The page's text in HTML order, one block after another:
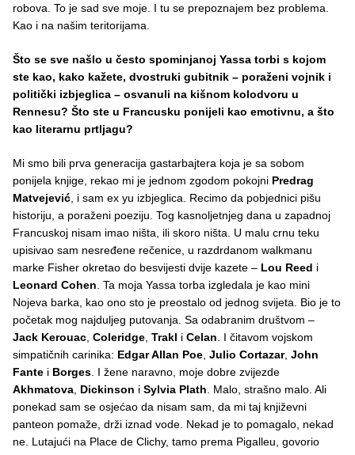
robova. To je sad sve moje. I tu se prepoznajem bez problema.
Kao i na našim teritorijama.
Što se sve našlo u često spominjanoj Yassa torbi s kojom
ste kao, kako kažete, dvostruki gubitnik – poraženi vojnik i
politički izbjeglica – osvanuli na kišnom kolodvoru u
Rennesu? Što ste u Francusku ponijeli kao emotivnu, a što
kao literarnu prtljagu?
Mi smo bili prva generacija gastarbajtera koja je sa sobom
ponijela knjige, rekao mi je jednom zgodom pokojni Predrag
Matvejević , i sam ex yu izbjeglica. Recimo da pobjednici pišu
historiju, a poraženi poeziju. Tog kasnoljetnjeg dana u zapadnoj
Francuskoj nisam imao ništa, ili skoro ništa. U malu crnu teku
upisivao sam nesređene rečenice, u razdrdanom walkmanu
marke Fisher okretao do besvijesti dvije kazete – Lou Reed i
Leonard Cohen . Ta moja Yassa torba izgledala je kao mini
Nojeva barka, kao ono sto je preostalo od jednog svijeta. Bio je to
početak mog najduljeg putovanja. Sa odabranim društvom –
Jack Kerouac Coleridge Trakl i Celan . I čitavom vojskom
simpatičnih carinika: Edgar Allan Poe Julio Cortazar, John
Fante i Borges . I žene naravno, moje dobre zvijezde
Akhmatova Dickinson i Sylvia Plath . Malo, strašno malo. Ali
ponekad sam se osjećao da nisam sam, da mi taj književni
panteon pomaže, drži iznad vode. Nekad je to pomagalo, nekad
ne. Lutajući na Place de Clichy, tamo prema Pigalleu, govorio